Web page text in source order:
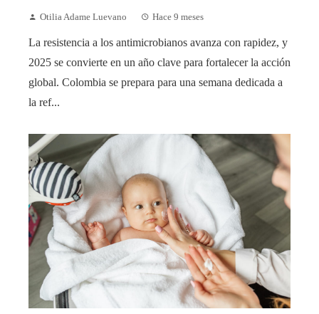
Otilia Adame Luevano Hace 9 meses
La resistencia a los antimicrobianos avanza con rapidez, y
2025 se convierte en un año clave para fortalecer la acción
global. Colombia se prepara para una semana dedicada a
la ref...